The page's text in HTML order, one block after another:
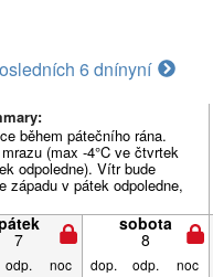
6 dnínyní
během pátečního rána.
(max -4°C ve čtvrtek
odpoledne). Vítr bude
západu v pátek odpoledne,
7
sobota
8
odp. noc dop. odp. noc